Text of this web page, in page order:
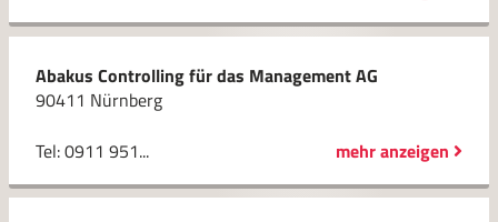
Abakus Controlling für das Management AG
90411 Nürnberg
Tel: 0911 951...
mehr anzeigen